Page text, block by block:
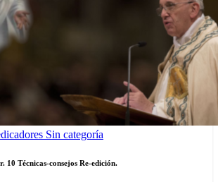
Sin categoría
10 Técnicas-consejos Re-edición.